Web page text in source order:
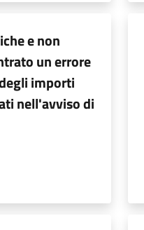
e non
un errore
importi
nell'avviso di